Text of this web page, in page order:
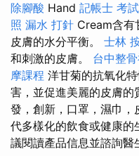
除腳酸 Hand 記帳士 考
照 漏水 打針 Cream含有
皮膚的水分平衡。 士林
和刺激的皮膚。 台中整
摩課程 洋甘菊的抗氧化
害，並促進美麗的皮膚
發，創新，口罩，濕巾，
代多樣化的飲食或健康
議閱讀產品信息並諮詢醫